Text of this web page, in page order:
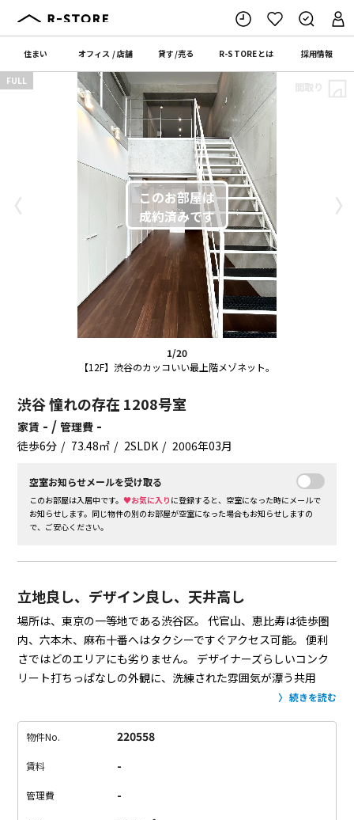
住まい オフィス /店舗 貸す/売る R-STOREとは 採用情報
1/20
【12F】渋谷のカッコいい最上階メゾネット。
〈 〉
FULL 間取り
渋谷 憧れの存在 1208号室
家賃 - /管理費 -
徒歩6分 73.48㎡ 2SLDK 2006年03月
空室お知らせメールを受け取る
このお部屋は入居中です。♥お気に入り に登録すると、空室になった時にメールで
お知らせします。同じ物件の別のお部屋が空室になった場合もお知らせしますの
で、ご安心ください。
立地良し、デザイン良し、天井高し
場所は、東京の一等地である渋谷区。 代官山、恵比寿は徒歩圏
内、六本木、麻布十番へはタクシーですぐアクセス可能。 便利
さではどのエリアにも劣りません。
デザイナーズらしいコンク
リート打ちっぱなしの外観に、洗練された雰囲気が漂う共用
ご紹介するのは最上階のお部屋。12階と13階を占有するメ
よって開放感に包まれた空間が広がっていました。
なデザイン。
モノクロのインテリアで揃えてもいいし、カラフ
ルなインテリアも似合いそう。
続きを読む
物件No. 220558
賃料 -
管理費 -